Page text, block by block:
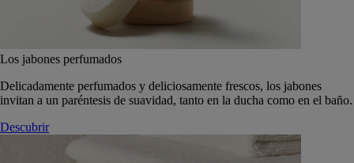
Los jabones perfumados
Delicadamente perfumados y deliciosamente frescos, los jabones
invitan a un paréntesis de suavidad, tanto en la ducha como en el baño.
Descubrir